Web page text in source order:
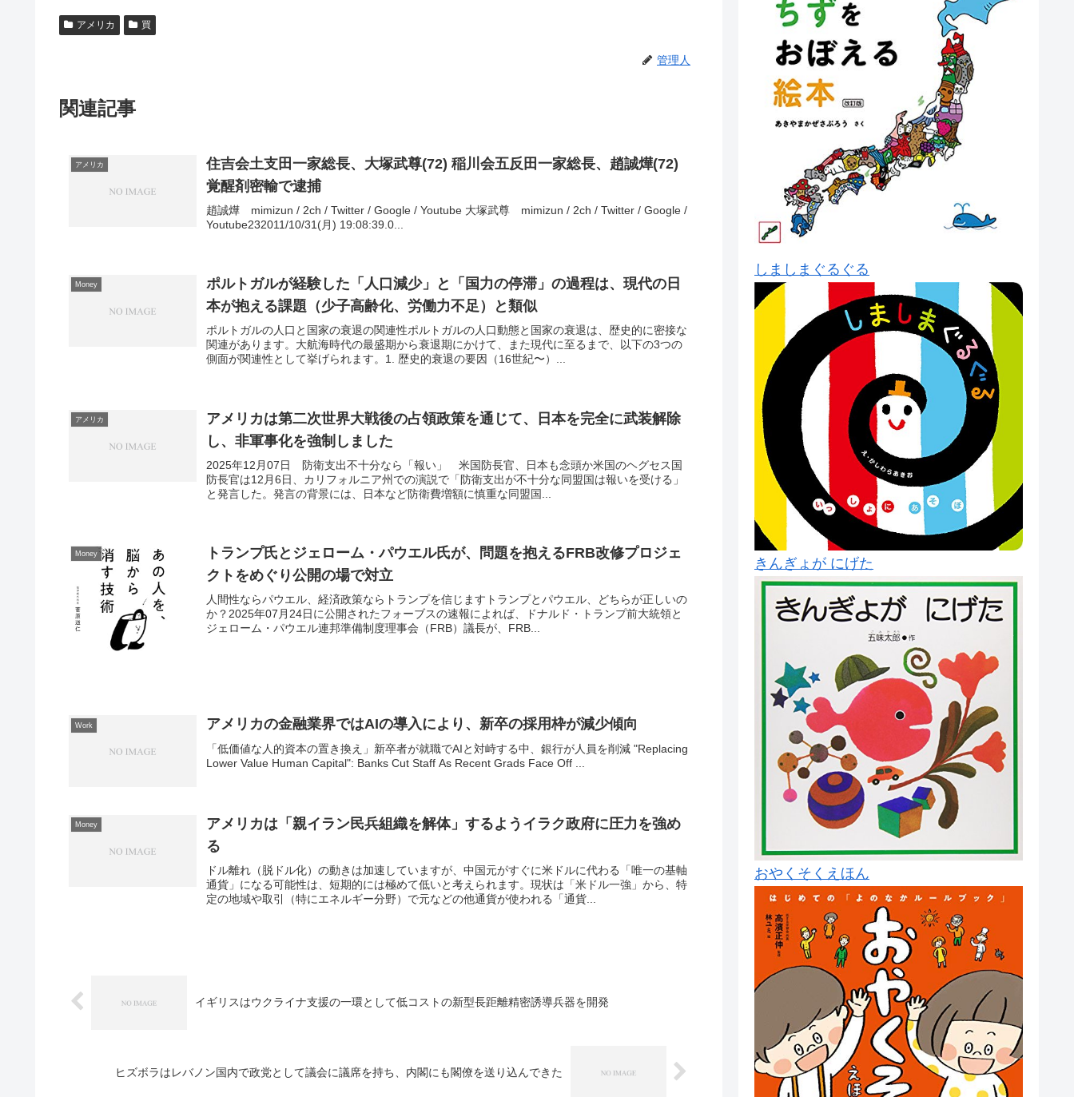
アメリカ 買
管理人
関連記事
アメリカ
住吉会土支田一家総長、大塚武尊(72) 稲川会五反田一家総長、趙誠燁(72)
覚醒剤密輸で逮捕
趙誠燁 mimizun / 2ch / Twitter / Google / Youtube 大塚武尊 mimizun / 2ch / Twitter / Google /
Youtube232011/10/31(月) 19:08:39.0...
Money
ポルトガルが経験した「人口減少」と「国力の停滞」の過程は、現代の日
本が抱える課題（少子高齢化、労働力不足）と類似
ポルトガルの人口と国家の衰退の関連性ポルトガルの人口動態と国家の衰退は、歴史的に密接な
関連があります。大航海時代の最盛期から衰退期にかけて、また現代に至るまで、以下の3つの
側面が関連性として挙げられます。1. 歴史的衰退の要因（16世紀〜）...
アメリカ
アメリカは第二次世界大戦後の占領政策を通じて、日本を完全に武装解除
し、非軍事化を強制しました
2025年12月07日 防衛支出不十分なら「報い」 米国防長官、日本も念頭か米国のヘグセス国
防長官は12月6日、カリフォルニア州での演説で「防衛支出が不十分な同盟国は報いを受ける」
と発言した。発言の背景には、日本など防衛費増額に慎重な同盟国...
Money
トランプ氏とジェローム・パウエル氏が、問題を抱えるFRB改修プロジェ
クトをめぐり公開の場で対立
人間性ならパウエル、経済政策ならトランプを信じますトランプとパウエル、どちらが正しいの
か？2025年07月24日に公開されたフォーブスの速報によれば、ドナルド・トランプ前大統領と
ジェローム・パウエル連邦準備制度理事会（FRB）議長が、FRB...
Work アメリカの金融業界ではAIの導入により、新卒の採用枠が減少傾向
「低価値な人的資本の置き換え」新卒者が就職でAIと対峙する中、銀行が人員を削減 "Replacing
Lower Value Human Capital": Banks Cut Staff As Recent Grads Face Off ...
Money
アメリカは「親イラン民兵組織を解体」するようイラク政府に圧力を強め
る
ドル離れ（脱ドル化）の動きは加速していますが、中国元がすぐに米ドルに代わる「唯一の基軸
通貨」になる可能性は、短期的には極めて低いと考えられます。現状は「米ドル一強」から、特
定の地域や取引（特にエネルギー分野）で元などの他通貨が使われる「通貨...
イギリスはウクライナ支援の一環として低コストの新型長距離精密誘導兵器を開発
ヒズボラはレバノン国内で政党として議会に議席を持ち、内閣にも閣僚を送り込んできた
しましまぐるぐる
きんぎょが にげた
おやくそくえほん